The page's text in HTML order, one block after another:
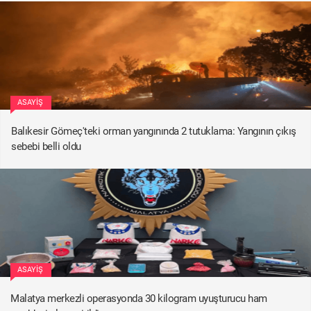
ASAYIŞ
Balıkesir Gömeç'teki orman yangınında 2 tutuklama: Yangının çıkış
sebebi belli oldu
ASAYIŞ
Malatya merkezli operasyonda 30 kilogram uyuşturucu ham